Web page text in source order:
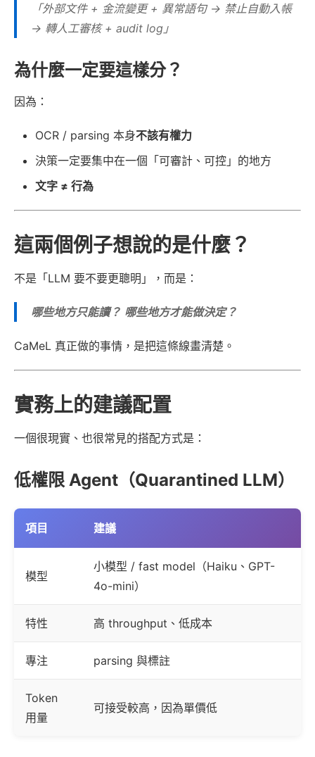
「外部文件 + 金流變更 + 異常語句 → 禁止自動入帳
→ 轉人工審核 + audit log」
為什麼一定要這樣分？
因為：
OCR / parsing 本身不該有權力
決策一定要集中在一個「可審計、可控」的地方
文字 ≠ 行為
這兩個例子想說的是什麼？
不是「LLM 要不要更聰明」，而是：
哪些地方只能讀？ 哪些地方才能做決定？
CaMeL 真正做的事情，是把這條線畫清楚。
實務上的建議配置
一個很現實、也很常見的搭配方式是：
低權限 Agent（Quarantined LLM）
項目 建議
模型
小模型 / fast model（Haiku、GPT-
4o-mini）
特性 高 throughput、低成本
專注 parsing 與標註
Token
用量
可接受較高，因為單價低